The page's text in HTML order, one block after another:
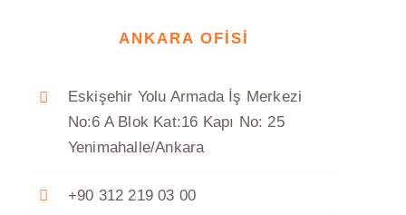
ANKARA OFİSİ
Eskişehir Yolu Armada İş Merkezi
No:6 A Blok Kat:16 Kapı No: 25
Yenimahalle/Ankara
+90 312 219 03 00